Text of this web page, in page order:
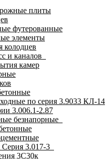
плиты
футерованные
элементы
колодцев
и каналов
камер
по серия 3.9033 КЛ-14
3.006.1-2.87
безнапорные
3.017-3
3С30к